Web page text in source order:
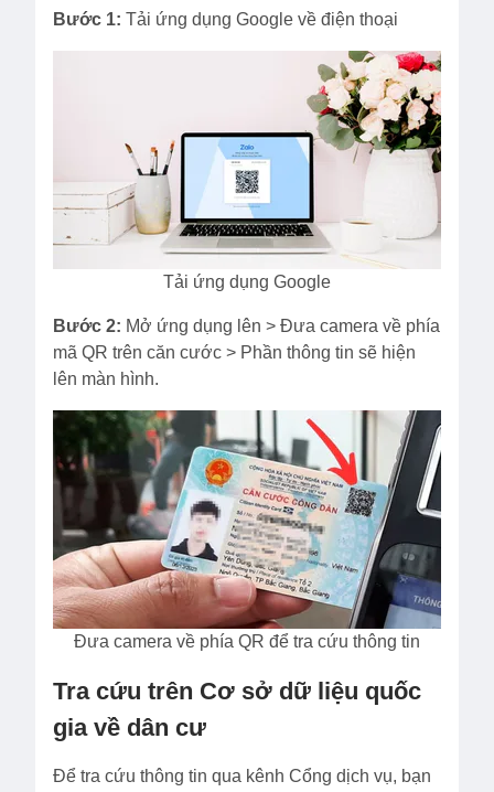
Bước 1: Tải ứng dụng Google về điện thoại
Tải ứng dụng Google
Bước 2: Mở ứng dụng lên > Đưa camera về phía
mã QR trên căn cước > Phần thông tin sẽ hiện
lên màn hình.
Đưa camera về phía QR để tra cứu thông tin
Tra cứu trên Cơ sở dữ liệu quốc
gia về dân cư
Để tra cứu thông tin qua kênh Cổng dịch vụ, bạn